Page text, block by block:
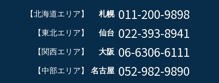
【北海道エリア】 札幌 011-200-9898
【東北エリア】 仙台 022-393-8941
【関西エリア】 大阪 06-6306-6111
【中部エリア】 名古屋 052-982-9890